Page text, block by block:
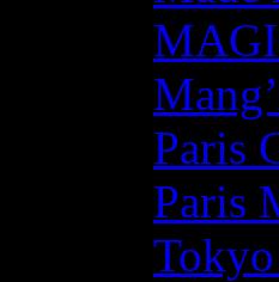
Paris
Paris